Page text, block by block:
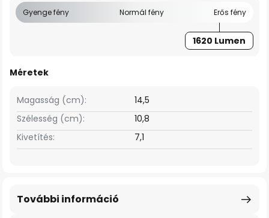
Gyenge fény Normál fény Erős fény
1620 Lumen
Méretek
Szélesség (cm): 10,8
Magasság (cm): 14,5
Kivetítés: 7,1
További információ